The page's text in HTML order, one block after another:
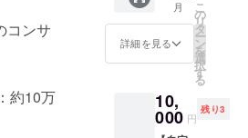
コンサ
約10万
ペーン
期間中
に実施
様のお
名前の
み可能
西野亮
廣さん
(キング
コング)
経営の
金繰
り、物
価高対
月
詳細を見る
こ
の
リ
タ
ー
ン
を
選
択
す
る
10,
000 円
残り3